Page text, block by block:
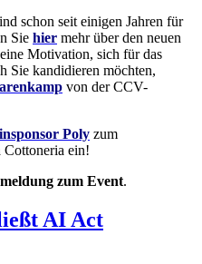
schon seit einigen Jahren für
Sie hier mehr über den neuen
Motivation, sich für das
Sie kandidieren möchten,
von der CCV-
Poly zum
Cottoneria ein!
zum Event.
AI Act